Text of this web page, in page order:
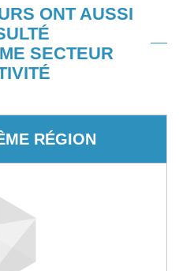
ONT AUSSI
SECTEUR
RÉGION